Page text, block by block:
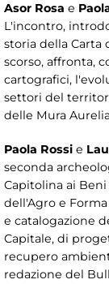
Asor Rosa e
L'incontro,
storia della Carta
scorso, affronta,
cartografici,
settori del
delle Mura
Paola Rossi e
seconda
Capitolina ai
dell'Agro e
e catalogazione
Capitale, di
recupero
redazione del